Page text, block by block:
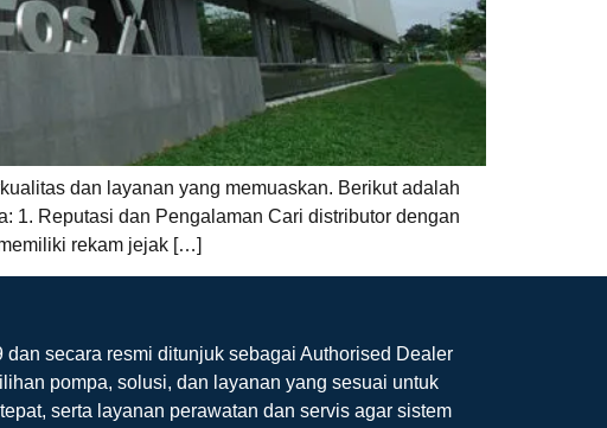
dan layanan yang memuaskan. Berikut adalah
1. Reputasi dan Pengalaman Cari distributor dengan
rekam jejak […]
secara resmi ditunjuk sebagai Authorised Dealer
pompa, solusi, dan layanan yang sesuai untuk
serta layanan perawatan dan servis agar sistem